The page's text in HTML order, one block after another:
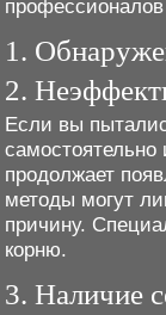
1.
2.
Если вы
продолжает
методы могут
причину.
корню.
3. Наличие